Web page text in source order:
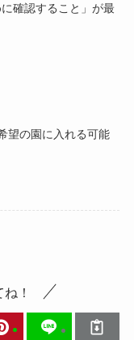
確認すること」が最
望の園に入れる可能
！